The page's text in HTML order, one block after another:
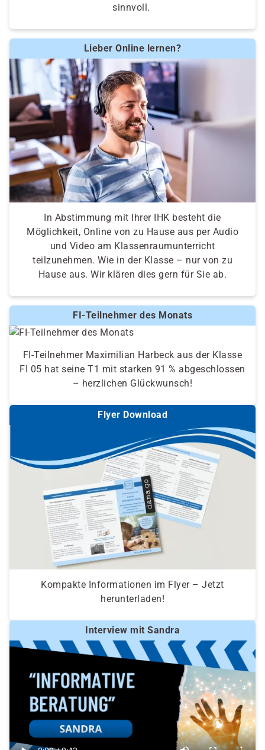
sinnvoll.
Lieber Online lernen?
In Abstimmung mit Ihrer IHK besteht die
Möglichkeit, Online von zu Hause aus per Audio
und Video am Klassenraumunterricht
teilzunehmen. Wie in der Klasse – nur von zu
Hause aus. Wir klären dies gern für Sie ab.
FI-Teilnehmer des Monats
FI-Teilnehmer Maximilian Harbeck aus der Klasse
FI 05 hat seine T1 mit starken 91 % abgeschlossen
– herzlichen Glückwunsch!
Flyer Download
Kompakte Informationen im Flyer – Jetzt
herunterladen!
Interview mit Sandra